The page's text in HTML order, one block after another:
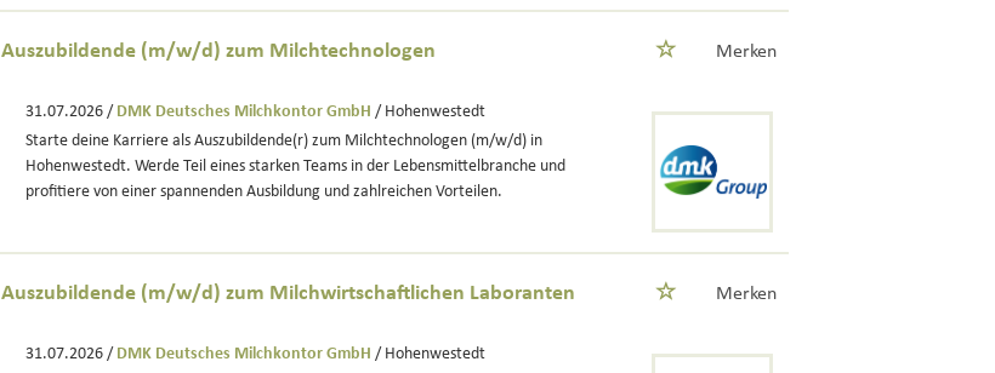
Auszubildende (m/w/d) zum Milchtechnologen Merken
31.07.2026 / DMK Deutsches Milchkontor GmbH / Hohenwestedt
Starte deine Karriere als Auszubildende(r) zum Milchtechnologen (m/w/d) in
Hohenwestedt. Werde Teil eines starken Teams in der Lebensmittelbranche und
profitiere von einer spannenden Ausbildung und zahlreichen Vorteilen.
Auszubildende (m/w/d) zum Milchwirtschaftlichen Laboranten Merken
31.07.2026 / DMK Deutsches Milchkontor GmbH / Hohenwestedt